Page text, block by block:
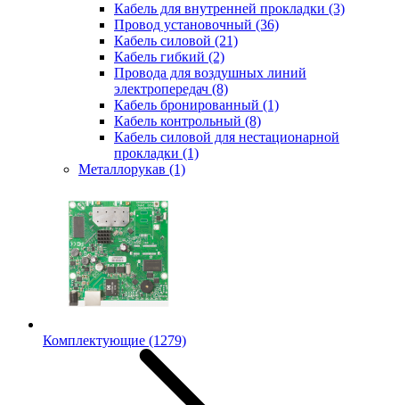
Кабель для внутренней прокладки (3)
Провод установочный (36)
Кабель силовой (21)
Кабель гибкий (2)
Провода для воздушных линий
электропередач (8)
Кабель бронированный (1)
Кабель контрольный (8)
Кабель силовой для нестационарной
прокладки (1)
Металлорукав (1)
Комплектующие (1279)